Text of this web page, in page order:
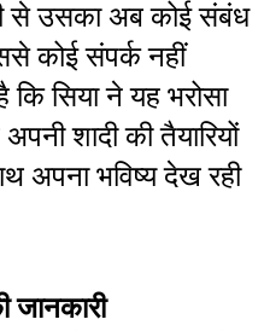
से उसका अब कोई संबंध
कोई संपर्क नहीं
सिया ने यह भरोसा
शादी की तैयारियों
अपना भविष्य देख रही
जानकारी